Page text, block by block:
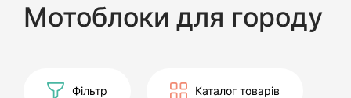
Мотоблоки для городу
Фільтр Каталог товарів